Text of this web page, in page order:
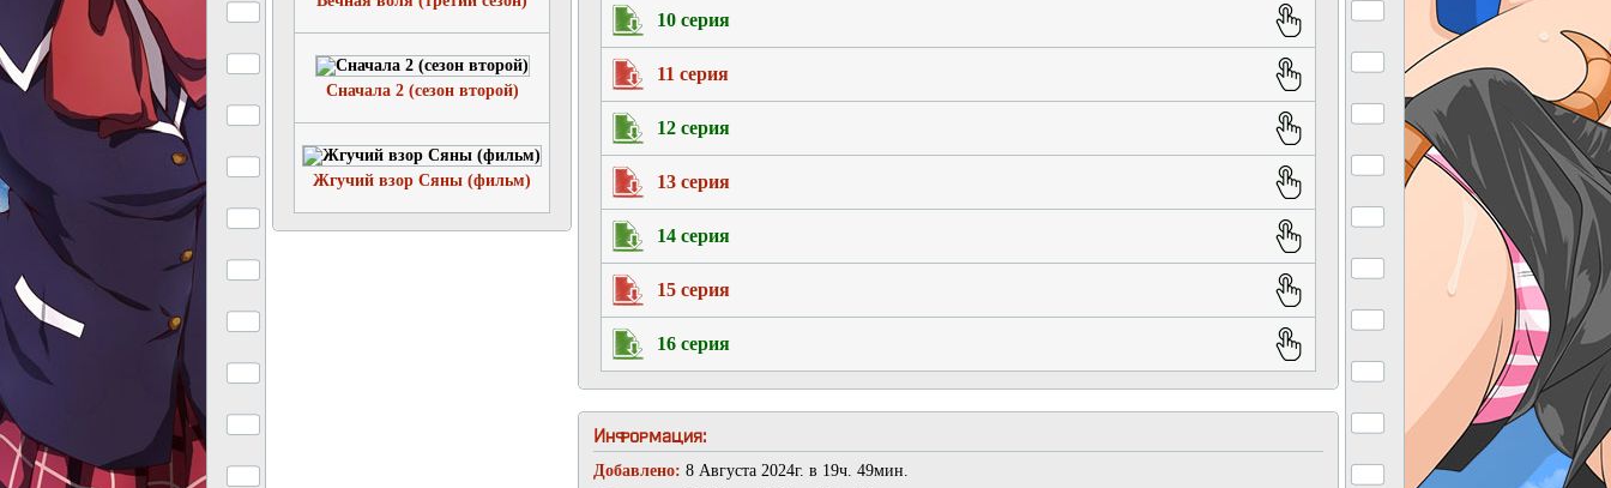
Сначала 2 (сезон второй)
Жгучий взор Сяны (фильм)
10 серия
11 серия
12 серия
13 серия
14 серия
15 серия
16 серия
Информация:
Добавлено: 8 Августа 2024г. в 19ч. 49мин.